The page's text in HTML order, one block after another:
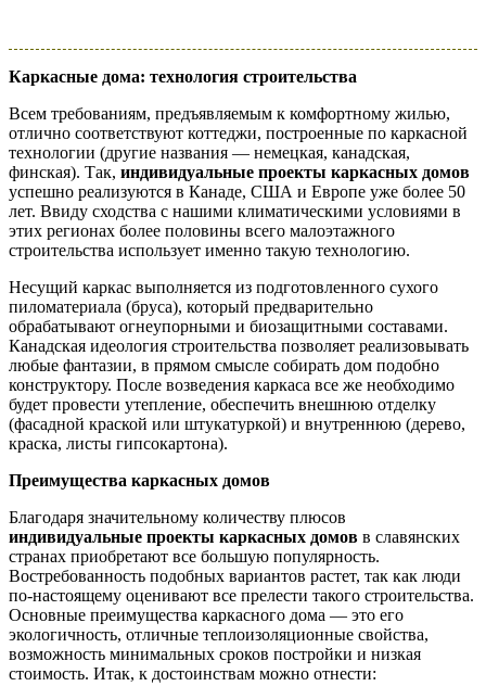
Каркасные дома: технология строительства
Всем требованиям, предъявляемым к комфортному жилью,
отлично соответствуют коттеджи, построенные по каркасной
технологии (другие названия — немецкая, канадская,
финская). Так, индивидуальные проекты каркасных домов
успешно реализуются в Канаде, США и Европе уже более 50
лет. Ввиду сходства с нашими климатическими условиями в
этих регионах более половины всего малоэтажного
строительства использует именно такую технологию.
Несущий каркас выполняется из подготовленного сухого
пиломатериала (бруса), который предварительно
обрабатывают огнеупорными и биозащитными составами.
Канадская идеология строительства позволяет реализовывать
любые фантазии, в прямом смысле собирать дом подобно
конструктору. После возведения каркаса все же необходимо
будет провести утепление, обеспечить внешнюю отделку
(фасадной краской или штукатуркой) и внутреннюю (дерево,
краска, листы гипсокартона).
Преимущества каркасных домов
Благодаря значительному количеству плюсов
индивидуальные проекты каркасных домов в славянских
странах приобретают все большую популярность.
Востребованность подобных вариантов растет, так как люди
по-настоящему оценивают все прелести такого строительства.
Основные преимущества каркасного дома — это его
экологичность, отличные теплоизоляционные свойства,
возможность минимальных сроков постройки и низкая
стоимость. Итак, к достоинствам можно отнести: